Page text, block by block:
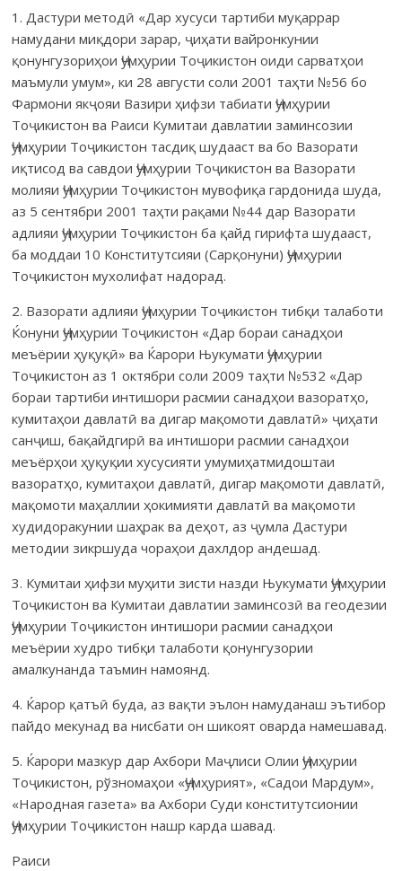
1. Дастури методӣ «Дар хусуси тартиби муқаррар
намудани миқдори зарар, ҷиҳати вайронкунии
қонунгузориҳои Ҷумҳурии Тоҷикистон оиди сарватҳои
маъмули умум», ки 28 августи соли 2001 таҳти №56 бо
Фармони якҷояи Вазири ҳифзи табиати Ҷумҳурии
Тоҷикистон ва Раиси Кумитаи давлатии заминсозии
Ҷумҳурии Тоҷикистон тасдиқ шудааст ва бо Вазорати
иқтисод ва савдои Ҷумҳурии Тоҷикистон ва Вазорати
молияи Ҷумҳурии Тоҷикистон мувофиқа гардонида шуда,
аз 5 сентябри 2001 таҳти рақами №44 дар Вазорати
адлияи Ҷумҳурии Тоҷикистон ба қайд гирифта шудааст,
ба моддаи 10 Конститутсияи (Сарқонуни) Ҷумҳурии
Тоҷикистон мухолифат надорад.
2. Вазорати адлияи Ҷумҳурии Тоҷикистон тибқи талаботи
Ќо­нуни Ҷумҳурии Тоҷикистон «Дар бораи санадҳои
меъёрии ҳуқуқӣ» ва Ќарори Њукумати Ҷумҳурии
Тоҷикистон аз 1 октябри соли 2009 таҳти №532 «Дар
бораи тартиби интишори расмии санадҳои вазоратҳо,
кумитаҳои давлатӣ ва дигар мақомоти давлатӣ» ҷиҳати
санҷиш, бақайдгирӣ ва интишори расмии санадҳои
меъёрҳои ҳуқуқии хусусияти умумиҳатмидоштаи
вазоратҳо, кумитаҳои давлатӣ, дигар мақомоти давлатӣ,
мақомоти маҳаллии ҳокимияти давлатӣ ва мақомоти
худидоракунии шаҳрак ва деҳот, аз ҷумла Дастури
методии зикршуда чораҳои дахлдор андешад.
3. Кумитаи ҳифзи муҳити зисти назди Њукумати Ҷумҳурии
Тоҷикистон ва Кумитаи давлатии заминсозӣ ва геодезии
Ҷумҳурии Тоҷикистон интишори расмии санадҳои
меъёрии худро тибқи талаботи қонунгузории
амалкунанда таъмин намоянд.
4. Ќарор қатъӣ буда, аз вақти эълон намуданаш эътибор
пайдо мекунад ва нисбати он шикоят оварда намешавад.
5. Ќарори мазкур дар Ахбори Маҷлиси Олии Ҷумҳурии
Тоҷи­кистон, рўзномаҳои «Ҷумҳурият», «Садои Мардум»,
«Народная газета» ва Ахбори Суди конститутсионии
Ҷумҳурии Тоҷикистон нашр карда шавад.
Раиси